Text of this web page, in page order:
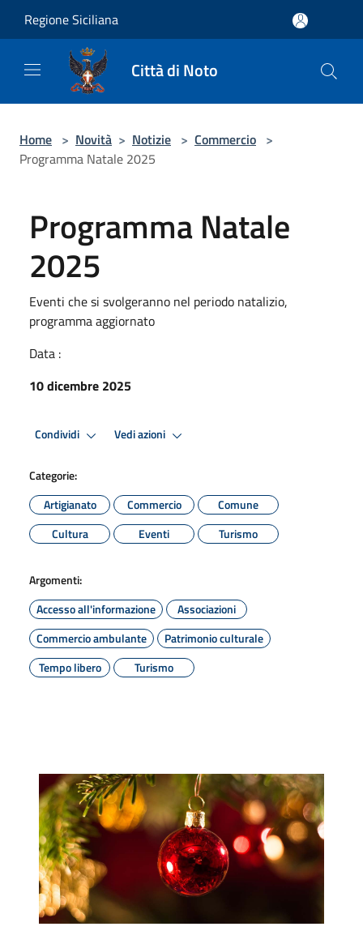
Regione Siciliana
Città di Noto
Home > Novità > Notizie > Commercio >
Programma Natale 2025
Programma Natale
2025
Eventi che si svolgeranno nel periodo natalizio,
programma aggiornato
Data :
10 dicembre 2025
Condividi Vedi azioni
Categorie:
Artigianato
Commercio
Comune
Cultura
Eventi Turismo
Argomenti:
Accesso all'informazione
Associazioni
Commercio ambulante
Patrimonio culturale
Tempo libero
Turismo